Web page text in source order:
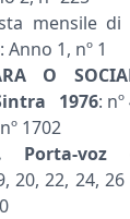
mensile
: Anno 1, nº 1
O
1976: nº
1702
Porta-
20, 22, 24, 26